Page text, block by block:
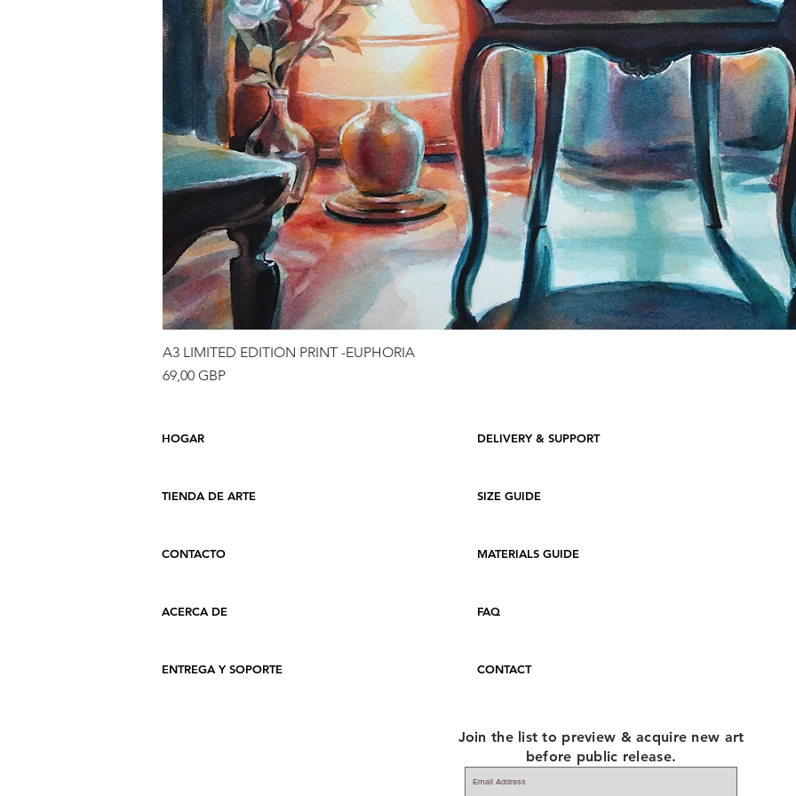
A3 LIMITED EDITION PRINT -EUPHORIA
Precio
69,00 GBP
HOGAR
TIENDA DE ARTE
CONTACTO
ACERCA DE
ENTREGA Y SOPORTE
DELIVERY & SUPPORT
SIZE GUIDE
MATERIALS GUIDE
FAQ
CONTACT
Join the list to preview & acquire new art
before public release.